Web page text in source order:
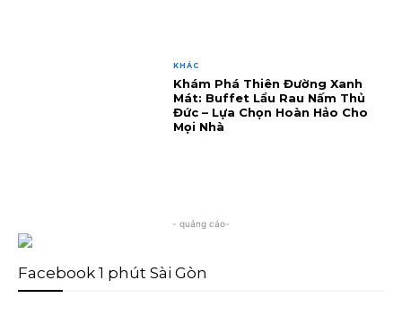
KHÁC
Khám Phá Thiên Đường Xanh
Mát: Buffet Lẩu Rau Nấm Thủ
Đức – Lựa Chọn Hoàn Hảo Cho
Mọi Nhà
- quảng cáo-
Facebook 1 phút Sài Gòn